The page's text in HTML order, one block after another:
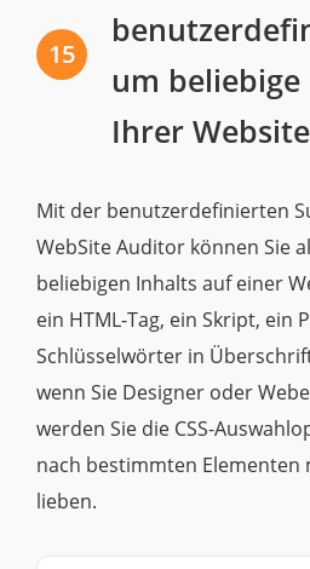
15
um
Ihrer
Mit der benutzerdefinierten
WebSite Auditor können Sie
beliebigen Inhalts auf einer
ein HTML-Tag, ein Skript, ein
Schlüsselwörter in
wenn Sie Designer oder
werden Sie die CSS-
nach bestimmten Elementen
lieben.